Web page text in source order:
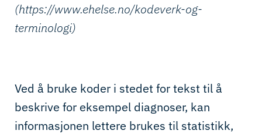
(https://www.ehelse.no/kodeverk-og-
terminologi)
Ved å bruke koder i stedet for tekst til å
beskrive for eksempel diagnoser, kan
informasjonen lettere brukes til statistikk,